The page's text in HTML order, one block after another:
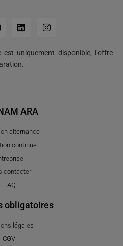
est uniquement disponible, l’offre
ARA
alternance
continue
contacter
FAQ
obligatoires
légales
CGV